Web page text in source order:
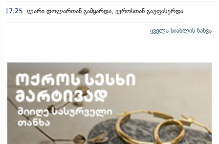
17:25 ლარი დოლართან გამყარდა, ევროსთან გაუფასურდა
ყველა სიახლის ნახვა